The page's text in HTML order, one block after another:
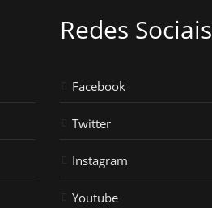
Redes Sociais
Facebook
Twitter
Instagram
Youtube